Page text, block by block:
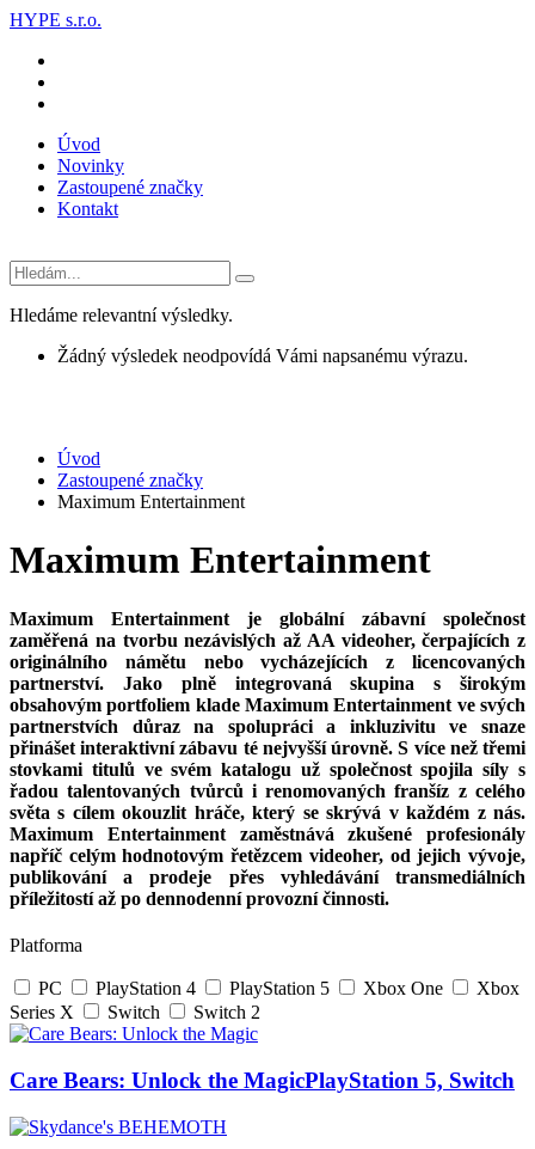
HYPE s.r.o.
Úvod
Novinky
Zastoupené značky
Kontakt
Hledáme relevantní výsledky.
Žádný výsledek neodpovídá Vámi napsanému výrazu.
Úvod
Zastoupené značky
Maximum Entertainment
Maximum Entertainment
Maximum Entertainment je globální zábavní společnost
zaměřená na tvorbu nezávislých až AA videoher, čerpajících z
originálního námětu nebo vycházejících z licencovaných
partnerství. Jako plně integrovaná skupina s širokým
obsahovým portfoliem klade Maximum Entertainment ve svých
partnerstvích důraz na spolupráci a inkluzivitu ve snaze
přinášet interaktivní zábavu té nejvyšší úrovně. S více než třemi
stovkami titulů ve svém katalogu už společnost spojila síly s
řadou talentovaných tvůrců i renomovaných franšíz z celého
světa s cílem okouzlit hráče, který se skrývá v každém z nás.
Maximum Entertainment zaměstnává zkušené profesionály
napříč celým hodnotovým řetězcem videoher, od jejich vývoje,
publikování a prodeje přes vyhledávání transmediálních
příležitostí až po dennodenní provozní činnosti.
Platforma
PC PlayStation 4 PlayStation 5 Xbox One
Xbox
Series X
Switch Switch 2
Care Bears: Unlock the MagicPlayStation 5, Switch